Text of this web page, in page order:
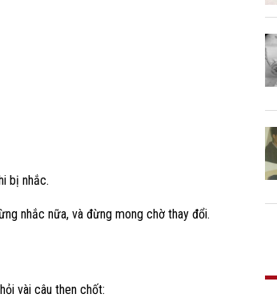
bị nhắc.
nhắc nữa, và đừng mong chờ thay đổi.
vài câu then chốt: